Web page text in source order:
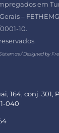
em
–
10.
/Designed by
164, conj. 301,
040